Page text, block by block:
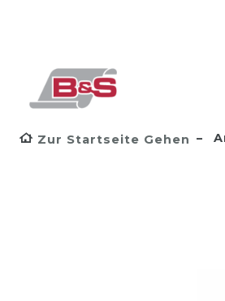
Zur Startseite Gehen